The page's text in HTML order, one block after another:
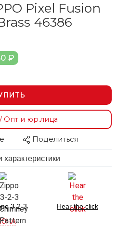
Pixel Fusion
46386
₽
Опт и юр.лица
Поделиться
3-2-3 Hear the click